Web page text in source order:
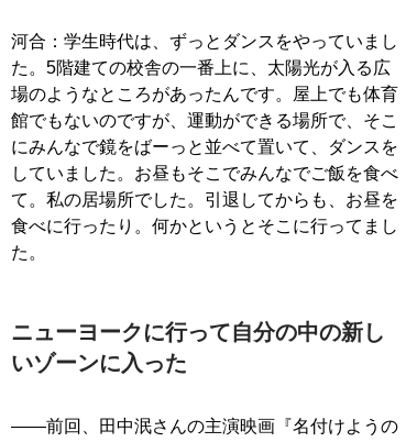
河合：学生時代は、ずっとダンスをやっていまし
た。5階建ての校舎の一番上に、太陽光が入る広
場のようなところがあったんです。屋上でも体育
館でもないのですが、運動ができる場所で、そこ
にみんなで鏡をばーっと並べて置いて、ダンスを
していました。お昼もそこでみんなでご飯を食べ
て。私の居場所でした。引退してからも、お昼を
食べに行ったり。何かというとそこに行ってまし
た。
ニューヨークに行って自分の中の新し
いゾーンに入った
――前回、田中泯さんの主演映画『名付けようの